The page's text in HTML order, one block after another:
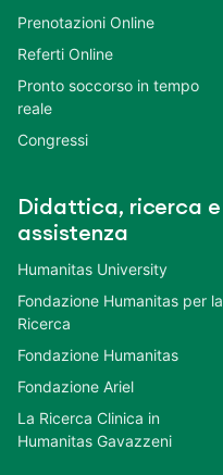
Prenotazioni Online
Referti Online
Pronto soccorso in tempo
reale
Congressi
Didattica, ricerca e
assistenza
Humanitas University
Fondazione Humanitas per la
Ricerca
Fondazione Humanitas
Fondazione Ariel
La Ricerca Clinica in
Humanitas Gavazzeni